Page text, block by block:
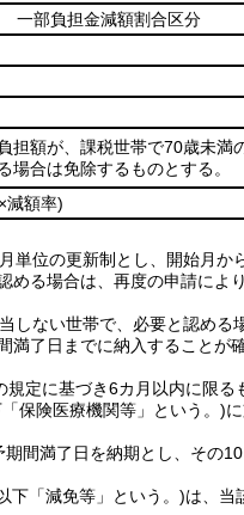
一部負担金減額割合区分
担額が、課税世帯で70歳未満
場合は免除するものとする。
減額率)
単位の更新制とし、開始月か
める場合は、再度の申請によ
しない世帯で、必要と認める
満了日までに納入することが
規定に基づき6カ月以内に限る
保険医療機関等」という。)
間満了日を納期とし、その
下「減免等」という。)は、当